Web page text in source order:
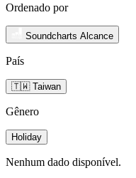
Ordenado por
Soundcharts Alcance
País
🇹🇼 Taiwan
Gênero
Holiday
Nenhum dado disponível.